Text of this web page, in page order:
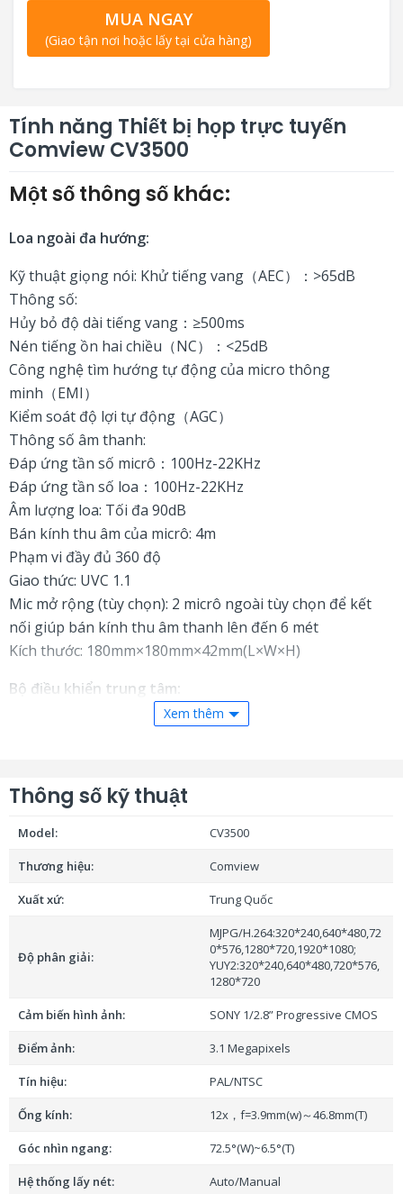
MUA NGAY
(Giao tận nơi hoặc lấy tại cửa hàng)
Tính năng Thiết bị họp trực tuyến
Comview CV3500
Một số thông số khác:
Loa ngoài đa hướng:
Kỹ thuật giọng nói: Khử tiếng vang（AEC）：>65dB
Thông số:
Hủy bỏ độ dài tiếng vang：≥500ms
Nén tiếng ồn hai chiều（NC）：<25dB
Công nghệ tìm hướng tự động của micro thông
minh（EMI）
Kiểm soát độ lợi tự động（AGC）
Thông số âm thanh:
Đáp ứng tần số micrô：100Hz-22KHz
Đáp ứng tần số loa：100Hz-22KHz
Âm lượng loa: Tối đa 90dB
Bán kính thu âm của micrô: 4m
Phạm vi đầy đủ 360 độ
Giao thức: UVC 1.1
Mic mở rộng (tùy chọn): 2 micrô ngoài tùy chọn để kết
nối giúp bán kính thu âm thanh lên đến 6 mét
Kích thước: 180mm×180mm×42mm(L×W×H)
Bộ điều khiển trung tâm:
Power switch × 1
Nguồn điện: Power plug(DC12V)
: Adapter input AC100V-AC240V,output DC12V/2A
Cáp dữ liệu: DIN6 data line × 2 Dài: 5m
Khả năng tương thích: Support Windows, Android, iOS
and Linux Drive-free automatic recognition of cameras,
microphones and speakers Compatible with Zoom,
Lynch, Vidyo, Skype for business and etc.
nghiệm hội họp mượt mà – lựa chọn lý tưởng cho các
phòng họp từ vừa đến lớn.
Video độ nét cao
Xem thêm
Thông số kỹ thuật
Model: CV3500
Thương hiệu: Comview
Xuất xứ: Trung Quốc
Độ phân giải:
MJPG/H.264:320*240,640*480,72
0*576,1280*720,1920*1080;
YUY2:320*240,640*480,720*576,
1280*720
Cảm biến hình ảnh: SONY 1/2.8” Progressive CMOS
Điểm ảnh: 3.1 Megapixels
Tín hiệu: PAL/NTSC
Ống kính: 12x，f=3.9mm(w)～46.8mm(T)
Góc nhìn ngang: 72.5°(W)~6.5°(T)
Hệ thống lấy nét: Auto/Manual